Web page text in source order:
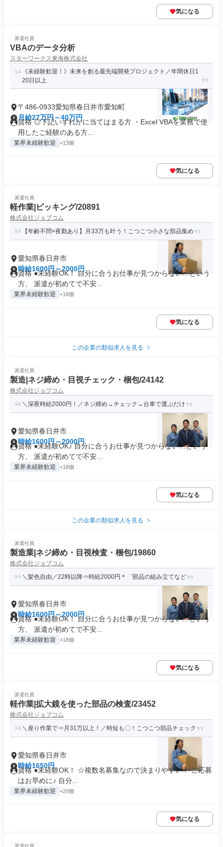
気になる
派遣社員
VBAのデータ分析
スターワークス東海株式会社
《未経験歓迎！》未来を創る最先端開発プロジェクト／年間休日1
20日以上
〒486-0933愛知県春日井市愛知町
月給27万円～40万円
資格 ◎下記いずれかに当てはまる方 ・Excel VBAを業務で使
用したご経験のある方...
業界未経験歓迎 +13個
気になる
派遣社員
軽作業|ピッキング/20891
株式会社ジョブコム
【年齢不問×夜勤あり】月33万も叶う！こつこつ小さな部品集め
愛知県春日井市
時給1600円～2000円
資格 ●未経験OK！ 自分に合うお仕事が見つからない…という
方、 派遣が初めてで不安...
業界未経験歓迎 +18個
気になる
この企業の類似求人を見る
派遣社員
製造|ネジ締め・目視チェック・梱包/24142
株式会社ジョブコム
＼深夜時給2000円！／ネジ締め→チェック→台車で運ぶだけ
愛知県春日井市
時給1600円～2000円
資格 ●未経験OK♪ 自分に合うお仕事が見つからない…という
方、 派遣が初めてで不安...
業界未経験歓迎 +18個
気になる
この企業の類似求人を見る
派遣社員
製造業|ネジ締め・目視検査・梱包/19860
株式会社ジョブコム
＼髪色自由／22時以降⇒時給2000円＊゜部品の組み立てなど
愛知県春日井市
時給1600円～2000円
資格 ●未経験OK！ 自分に合うお仕事が見つからない…という
方、 派遣が初めてで不安...
業界未経験歓迎 +18個
気になる
派遣社員
軽作業|拡大鏡を使った部品の検査/23452
株式会社ジョブコム
＼座り作業で⇒月31万以上！／時短も〇！こつこつ部品チェック
愛知県春日井市
時給1650円
資格 ●未経験OK！ ☆複数名募集なので決まりやすい！ ご応募
はお早めに♪ 自分...
業界未経験歓迎 +20個
気になる
派遣社員